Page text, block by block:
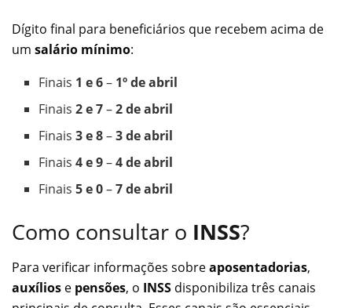
Dígito final para beneficiários que recebem acima de
um salário mínimo:
Finais 1 e 6– 1º de abril
Finais2 e 7–2 de abril
Finais3 e 8–3 de abril
Finais4 e 9–4 de abril
Finais5 e 0–7 de abril
Como consultar o INSS?
Para verificar informações sobreaposentadorias,
auxílios e pensões, o INSS disponibiliza três canais